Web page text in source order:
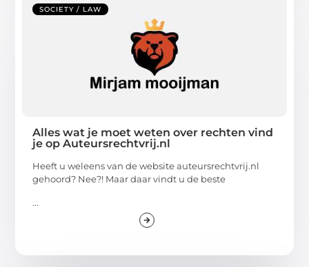
SOCIETY / LAW
Alles wat je moet weten over rechten vind
je op Auteursrechtvrij.nl
Heeft u weleens van de website auteursrechtvrij.nl
gehoord? Nee?! Maar daar vindt u de beste
...